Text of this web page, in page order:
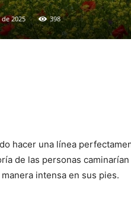
2025 398
hacer una línea
de las personas
intensa en sus pies.